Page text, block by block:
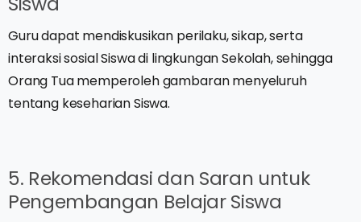
Guru dapat mendiskusikan perilaku, sikap, serta
interaksi sosial Siswa di lingkungan Sekolah, sehingga
Orang Tua memperoleh gambaran menyeluruh
tentang keseharian Siswa.
5. Rekomendasi dan Saran untuk
Pengembangan Belajar Siswa